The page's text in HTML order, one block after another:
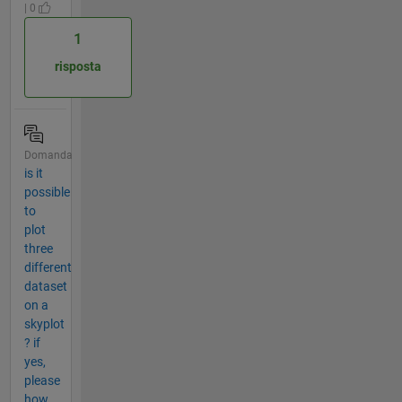
| 0
1
risposta
Domanda
is it
possible
to
plot
three
different
dataset
on a
skyplot
? if
yes,
please